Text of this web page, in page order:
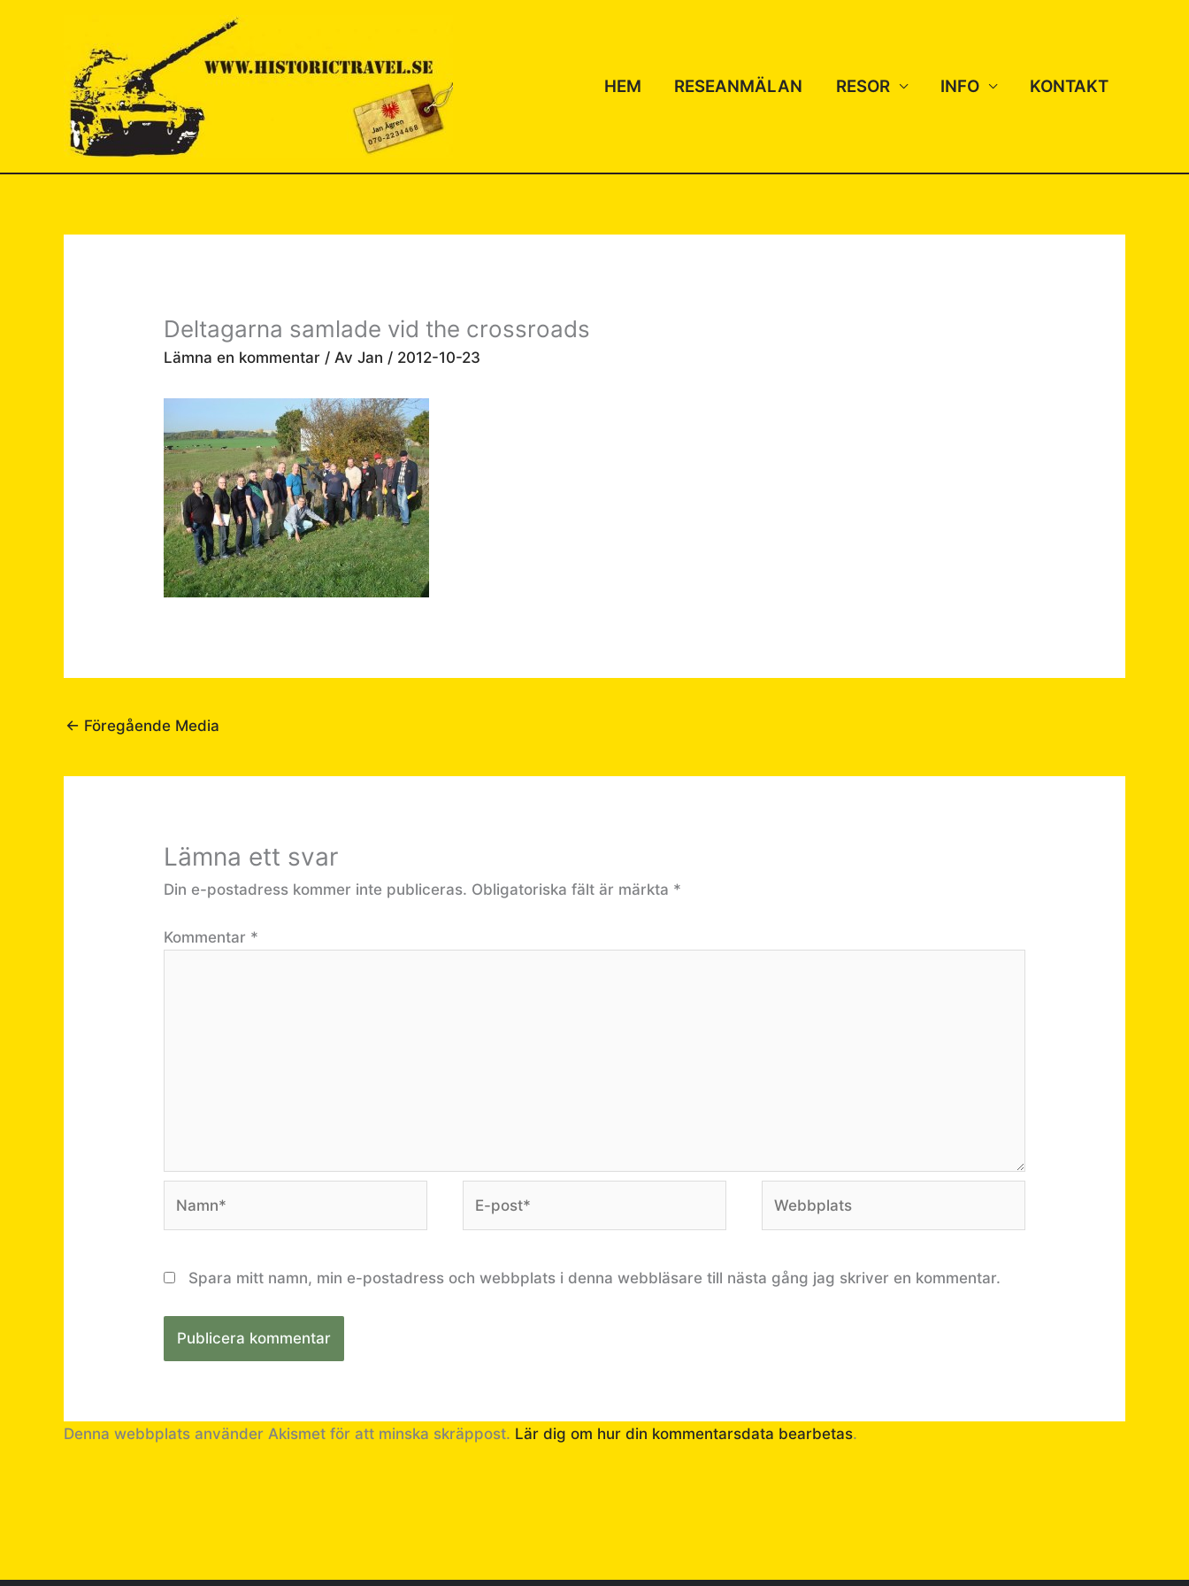
HEM RESEANMÄLAN RESOR INFO KONTAKT
Deltagarna samlade vid the crossroads
Lämna en kommentar / AvJan / 2012-10-23
← Föregående Media
Lämna ett svar
Din e-postadress kommer inte publiceras. Obligatoriska fält är märkta *
Kommentar *
post*
Spara mitt namn, min e-postadress och webbplats i denna webbläsare till nästa gång jag skriver en kommentar.
Denna webbplats använder Akismet för att minska skräppost. Lär dig om hur din kommentarsdata bearbetas.